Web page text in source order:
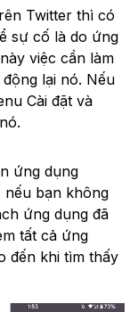
Twitter thì có
sự cố là do ứng
việc cần làm
lại nó. Nếu
Cài đặt và
ứng dụng
nếu bạn không
ứng dụng đã
tất cả ứng
đến khi tìm thấy